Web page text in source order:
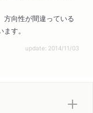
方向性が間違っている
す。
update: 2014/11/03